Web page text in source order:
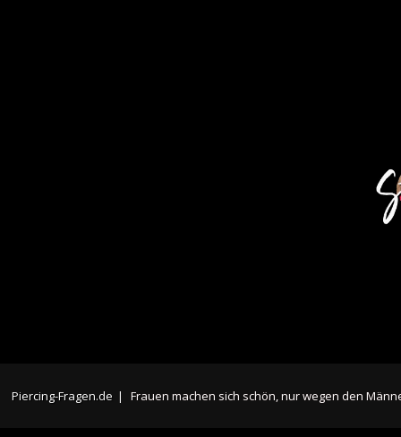
Piercing-Fragen.de | Frauen machen sich schön, nur wegen den